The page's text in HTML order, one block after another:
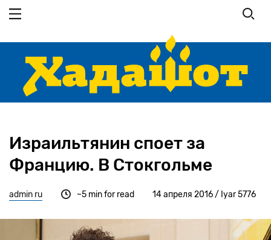
основному
Израильтянин споет за
Францию. В Стокгольме
admin ru 14 апреля 2016 / Iyar 5776
~5 min for read